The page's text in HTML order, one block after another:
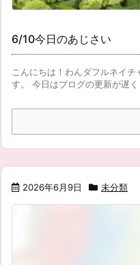
6/10今日のあじさい
こんにちは！わんダフルネイ
す。 今日はブログの更新が遅
2026年6月9日 未分類